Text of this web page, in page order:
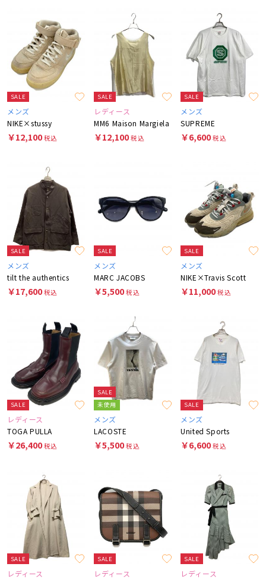
SALE
メンズ
NIKE×stussy
￥12,100税込
SALE
レディース
MM6 Maison Margiela
￥12,100税込
SALE
メンズ
SUPREME
￥6,600税込
SALE
メンズ
tilt the authentics
￥17,600税込
SALE
メンズ
MARC JACOBS
￥5,500税込
SALE
メンズ
NIKE×Travis Scott
￥11,000税込
SALE
レディース
TOGA PULLA
￥26,400税込
SALE
未使用
メンズ
LACOSTE
￥5,500税込
SALE
メンズ
United Sports
￥6,600税込
SALE
レディース
SALE
レディース
SALE
レディース